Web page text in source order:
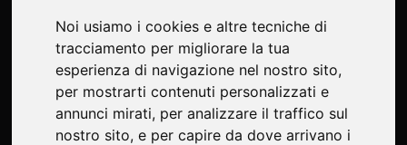
Noi usiamo i cookies e altre tecniche di
tracciamento per migliorare la tua
esperienza di navigazione nel nostro sito,
per mostrarti contenuti personalizzati e
annunci mirati, per analizzare il traffico sul
nostro sito, e per capire da dove arrivano i
Nuova produzione dell'istrionico artista, rappresentante
del teatro di narrazione